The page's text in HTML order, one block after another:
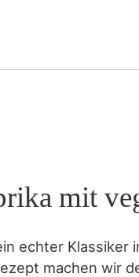
mit
echter Klassiker
machen wir